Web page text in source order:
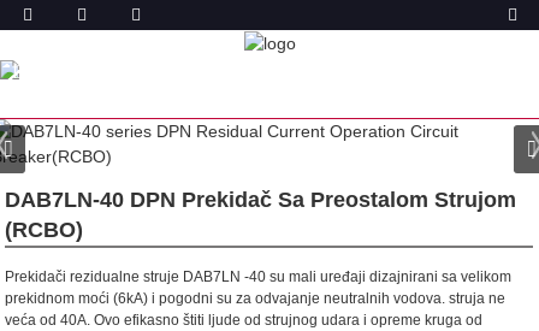
PROIZVODA
DOM
DAB7LN-40 DPN Prekidač Sa Preostalom Strujom
(RCBO)
Prekidači rezidualne struje DAB7LN -40 su mali uređaji dizajnirani sa velikom
prekidnom moći (6kA) i pogodni su za odvajanje neutralnih vodova. struja ne
veća od 40A. Ovo efikasno štiti ljude od strujnog udara i opreme kruga od